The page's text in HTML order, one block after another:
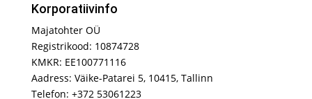
Korporatiivinfo
Majatohter OÜ
Registrikood: 10874728
KMKR: EE100771116
Aadress: Väike-Patarei 5, 10415, Tallinn
Telefon: +372 53061223